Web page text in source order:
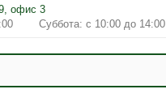
офис 3
Суббота: с 10:00 до 14:00